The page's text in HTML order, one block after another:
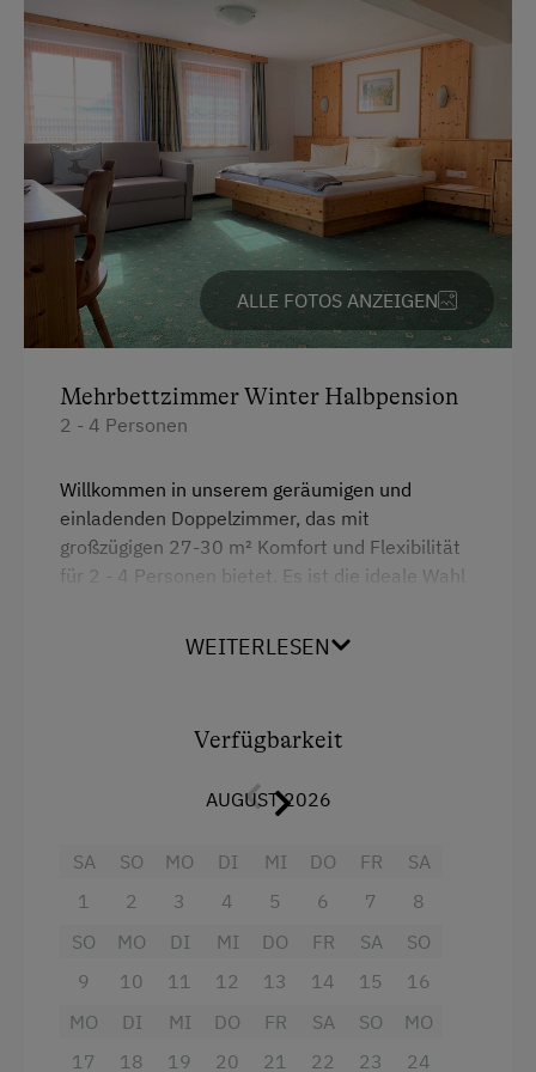
Radfahren
Downhill
Mountainbike
Weitradfahren
Badeurlaub
Aktivurlaub Winter
Skifahren
Bus zur Skipiste
Langlaufen
Skibus zur Loipe
Urlaub für Familien
Familienfreundliche Unterkünfte
E-Bike-Verleih
Wlan
Aussicht auf eine Berglandschaft
Heizung
Doppelbett
ALLE FOTOS ANZEIGEN
Mehrbettzimmer Winter Halbpension
2 - 4 Personen
Willkommen in unserem geräumigen und
einladenden Doppelzimmer, das mit
großzügigen 27-30 m² Komfort und Flexibilität
für 2 - 4 Personen bietet. Es ist die ideale Wahl
Wert auf Platz und Annehmlichkeiten legen.
Doppelbett, das für erholsame Nächte
bequemes, ausziehbares Schlafsofa /
bietet
teilweise getrennte Schlafbereiche
Haartrockner
Für Unterhaltung und Konnektivität sorgen ein
Flachbild-Fernseher und kostenfreies
WEITERLESEN
Verfügbarkeit
AUGUST 2026
SA
1
SO
2
MO
3
DI
4
MI
5
DO
6
FR
7
SA
8
SO
9
MO
10
DI
11
MI
12
DO
13
FR
14
SA
15
SO
16
MO
17
DI
18
MI
19
DO
20
FR
21
SA
22
SO
23
MO
24